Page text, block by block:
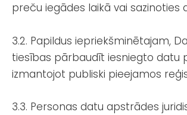
preču iegādes laikā vai sazinoties
3.2. Papildus iepriekšminētajam,
tiesības pārbaudīt iesniegto datu
izmantojot publiski pieejamos
3.3. Personas datu apstrādes